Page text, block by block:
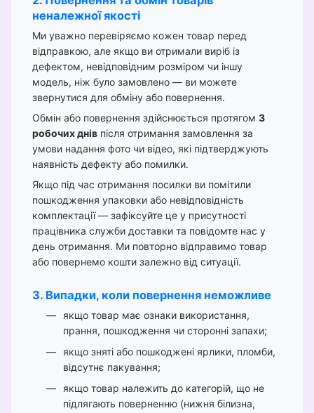
неналежної якості
Ми уважно перевіряємо кожен товар перед
відправкою, але якщо ви отримали виріб із
дефектом, невідповідним розміром чи іншу
модель, ніж було замовлено — ви можете
звернутися для обміну або повернення.
Обмін або повернення здійснюється протягом 3
робочих днів після отримання замовлення за
умови надання фото чи відео, які підтверджують
наявність дефекту або помилки.
Якщо під час отримання посилки ви помітили
пошкодження упаковки або невідповідність
комплектації — зафіксуйте це у присутності
працівника служби доставки та повідомте нас у
день отримання. Ми повторно відправимо товар
або повернемо кошти залежно від ситуації.
3. Випадки, коли повернення неможливе
якщо товар має ознаки використання,
прання, пошкодження чи сторонні запахи;
якщо зняті або пошкоджені ярлики, пломби,
відсутнє пакування;
якщо товар належить до категорій, що не
підлягають поверненню (нижня білизна,